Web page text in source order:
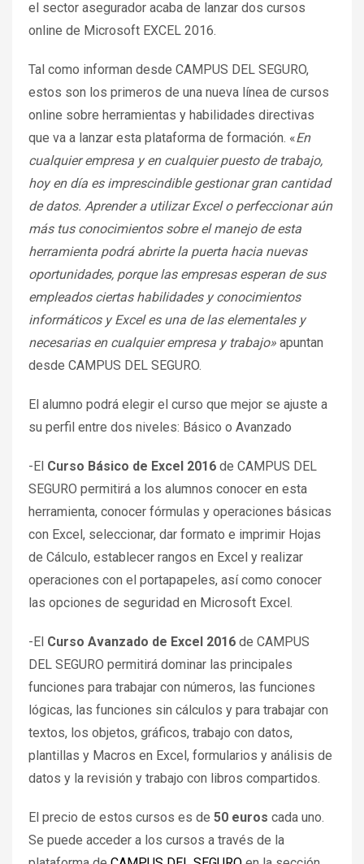
el sector asegurador acaba de lanzar dos cursos
online de Microsoft EXCEL 2016.
Tal como informan desde CAMPUS DEL SEGURO,
estos son los primeros de una nueva línea de cursos
online sobre herramientas y habilidades directivas
que va a lanzar esta plataforma de formación. «En
cualquier empresa y en cualquier puesto de trabajo,
hoy en día es imprescindible gestionar gran cantidad
de datos. Aprender a utilizar Excel o perfeccionar aún
más tus conocimientos sobre el manejo de esta
herramienta podrá abrirte la puerta hacia nuevas
oportunidades, porque las empresas esperan de sus
empleados ciertas habilidades y conocimientos
informáticos y Excel es una de las elementales y
necesarias en cualquier empresa y trabajo» apuntan
desde CAMPUS DEL SEGURO.
El alumno podrá elegir el curso que mejor se ajuste a
su perfil entre dos niveles: Básico o Avanzado
-El Curso Básico de Excel 2016 de CAMPUS DEL
SEGURO permitirá a los alumnos conocer en esta
herramienta, conocer fórmulas y operaciones básicas
con Excel, seleccionar, dar formato e imprimir Hojas
de Cálculo, establecer rangos en Excel y realizar
operaciones con el portapapeles, así como conocer
las opciones de seguridad en Microsoft Excel.
-El Curso Avanzado de Excel 2016 de CAMPUS
DEL SEGURO permitirá dominar las principales
funciones para trabajar con números, las funciones
lógicas, las funciones sin cálculos y para trabajar con
textos, los objetos, gráficos, trabajo con datos,
plantillas y Macros en Excel, formularios y análisis de
datos y la revisión y trabajo con libros compartidos.
El precio de estos cursos es de 50 euros cada uno.
Se puede acceder a los cursos a través de la